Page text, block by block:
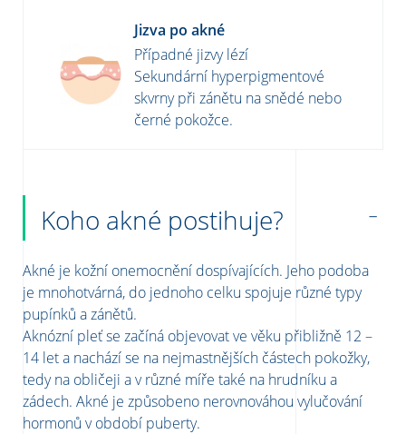
Jizva po akné
Případné jizvy lézí
Sekundární hyperpigmentové
skvrny při zánětu na snědé nebo
černé pokožce.
Koho akné postihuje?
Akné je kožní onemocnění dospívajících. Jeho podoba
je mnohotvárná, do jednoho celku spojuje různé typy
pupínků a zánětů.
Aknózní pleť se začíná objevovat ve věku přibližně 12 –
14 let a nachází se na nejmastnějších částech pokožky,
tedy na obličeji a v různé míře také na hrudníku a
zádech. Akné je způsobeno nerovnováhou vylučování
hormonů v období puberty.